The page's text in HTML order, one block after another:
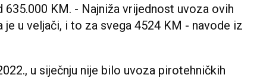
635.000 KM. - Najniža vrijednost uvoza ovih
u veljači, i to za svega 4524 KM - navode iz
u siječnju nije bilo uvoza pirotehničkih